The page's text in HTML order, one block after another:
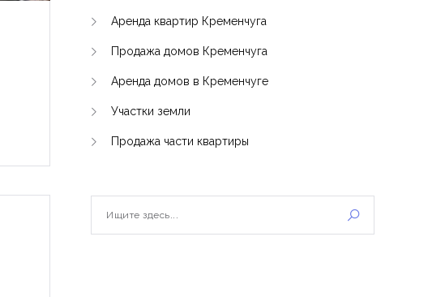
Аренда квартир Кременчуга
Продажа домов Кременчуга
Аренда домов в Кременчуге
Участки земли
Продажа части квартиры